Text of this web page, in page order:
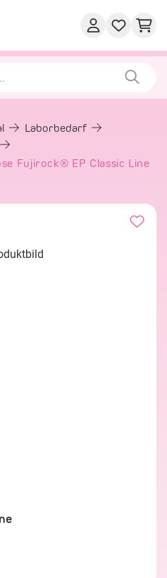
Laborbedarf
Fujirock® EP Classic Line